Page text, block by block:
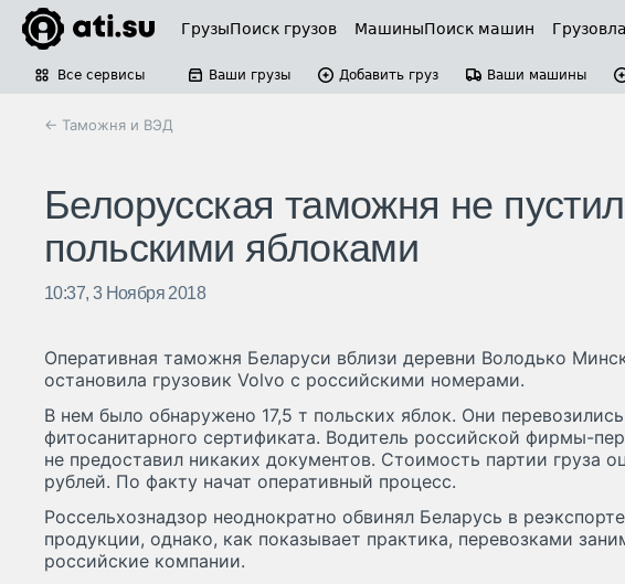
ГрузыПоиск грузов МашиныПоиск машин
Все сервисы Ваши грузы Добавить груз Ваши машины
← Таможня и ВЭД
Белорусская таможня не
польскими яблоками
10:37, 3 Ноября 2018
Оперативная таможня Беларуси вблизи деревни Володько
остановила грузовик Volvo c российскими номерами.
В нем было обнаружено 17,5 т польских яблок. Они
фитосанитарного сертификата. Водитель российской фирмы-
не предоставил никаких документов. Стоимость партии груза
рублей. По факту начат оперативный процесс.
Россельхознадзор неоднократно обвинял Беларусь в
продукции, однако, как показывает практика, перевозками
российские компании.